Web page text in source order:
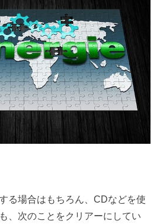
る場合はもちろん、CDなどを使
、次のことをクリアーにしてい